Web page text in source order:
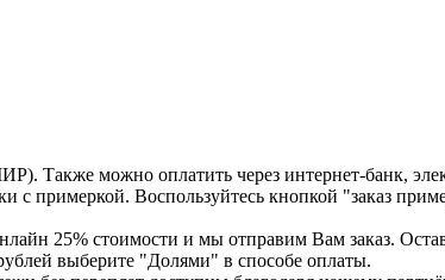
Также можно оплатить через интернет-банк,
с примеркой. Воспользуйтесь кнопкой "заказ
25% стоимости и мы отправим Вам заказ.
выберите "Долями" в способе оплаты.